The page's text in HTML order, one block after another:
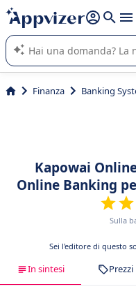
righe con
shift + enter
L'IA di Appvizer vi guida
software SaaS per la vostra
Finanza Banking
Kapowai
Online Banking
Sulla
Sei l'editore di questo
In sintesi Prezzi